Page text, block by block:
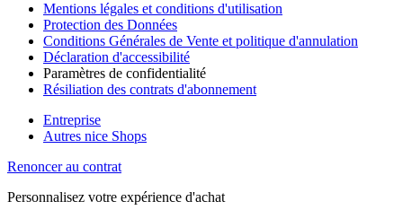
Mentions légales et conditions d'utilisation
Protection des Données
Conditions Générales de Vente et politique d'annulation
Déclaration d'accessibilité
Paramètres de confidentialité
Résiliation des contrats d'abonnement
Entreprise
Autres nice Shops
Renoncer au contrat
Personnalisez votre expérience d'achat